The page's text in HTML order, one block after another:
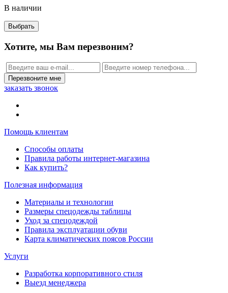
В наличии
Выбрать
Хотите, мы Вам перезвоним?
Перезвоните мне
заказать звонок
Помощь клиентам
Способы оплаты
Правила работы интернет-магазина
Как купить?
Полезная информация
Материалы и технологии
Размеры спецодежды таблицы
Уход за спецодеждой
Правила эксплуатации обуви
Карта климатических поясов России
Услуги
Разработка корпоративного стиля
Выезд менеджера